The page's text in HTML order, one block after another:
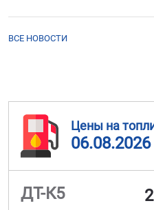
ВСЕ НОВОСТИ
Цены на
06.08.2026
ДТ-К5